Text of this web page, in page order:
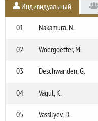
Индивидуальный
01 Nakamura, N.
02 Woergoetter, M.
03 Deschwanden, G.
04 Vagul, K.
05 Vassilyev, D.